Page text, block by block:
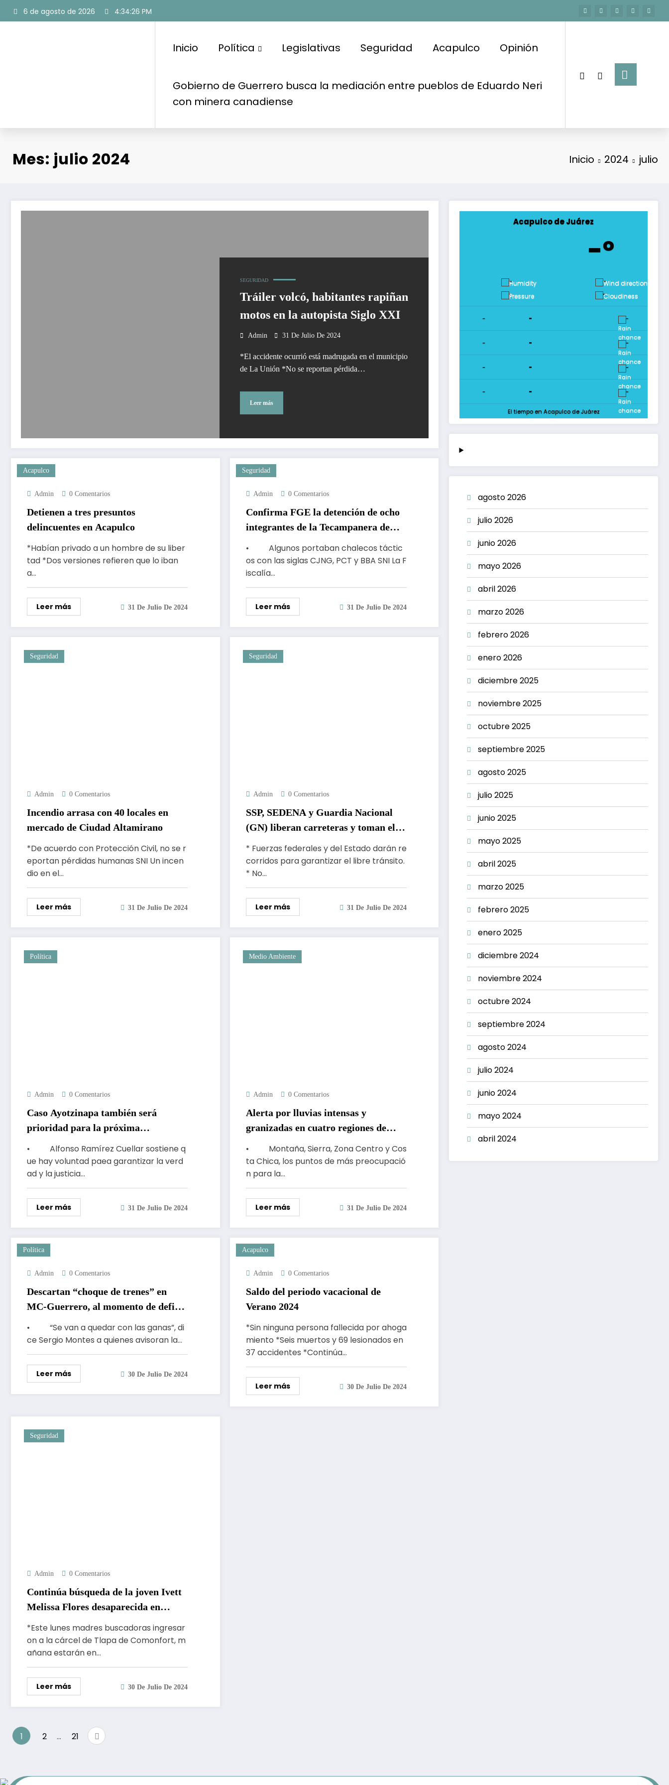
6 de agosto de 2026 4:34:27 PM
Inicio Política Legislativas Seguridad Acapulco Opinión
Gobierno de Guerrero busca la mediación entre pueblos de Eduardo Neri
con minera canadiense
Mes: julio 2024 Inicio 2024 julio
SEGURIDAD
Tráiler volcó, habitantes rapiñan
motos en la autopista Siglo XXI
Admin 31 De Julio De 2024
*El accidente ocurrió está madrugada en el municipio
de La Unión *No se reportan pérdida…
Leer más
Acapulco
Admin 0 Comentarios
Detienen a tres presuntos
delincuentes en Acapulco
*Habían privado a un hombre de su liber
tad *Dos versiones refieren que lo iban
a…
Leer más 31 De Julio De 2024
Seguridad
Admin 0 Comentarios
Confirma FGE la detención de ocho
integrantes de la Tecampanera de
droga y 2 mil cartuchos útiles
• Algunos portaban chalecos táctic
os con las siglas CJNG, PCT y BBA SNI La F
iscalía…
Leer más 31 De Julio De 2024
Seguridad
Admin 0 Comentarios
Incendio arrasa con 40 locales en
mercado de Ciudad Altamirano
*De acuerdo con Protección Civil, no se r
eportan pérdidas humanas SNI Un incen
dio en el…
Leer más 31 De Julio De 2024
Seguridad
Admin 0 Comentarios
SSP, SEDENA y Guardia Nacional
(GN) liberan carreteras y toman el
control de la seguridad en Teloloapan
* Fuerzas federales y del Estado darán re
corridos para garantizar el libre tránsito.
* No…
Leer más 31 De Julio De 2024
Política
Admin 0 Comentarios
Caso Ayotzinapa también será
prioridad para la próxima
Legislatura federal
• Alfonso Ramírez Cuellar sostiene q
ue hay voluntad paea garantizar la verd
ad y la justicia…
Leer más 31 De Julio De 2024
Medio Ambiente
Admin 0 Comentarios
Alerta por lluvias intensas y
granizadas en cuatro regiones de
• Montaña, Sierra, Zona Centro y Cos
ta Chica, los puntos de más preocupació
n para la…
Leer más 31 De Julio De 2024
Política
Admin 0 Comentarios
Descartan “choque de trenes” en
MC-Guerrero, al momento de definir
• “Se van a quedar con las ganas”, di
ce Sergio Montes a quienes avisoran la…
Leer más 30 De Julio De 2024
Acapulco
Admin 0 Comentarios
Saldo del periodo vacacional de
Verano 2024
*Sin ninguna persona fallecida por ahoga
miento *Seis muertos y 69 lesionados en
37 accidentes *Continúa…
Leer más 30 De Julio De 2024
Seguridad
Admin 0 Comentarios
Continúa búsqueda de la joven Ivett
Melissa Flores desaparecida en
*Este lunes madres buscadoras ingresar
on a la cárcel de Tlapa de Comonfort, m
añana estarán en…
Leer más 30 De Julio De 2024
Paginación
1 2 … 21
Acapulco de Juárez
-º
-
-
-
-
- - -
- - -
- - -
- - -
El tiempo en Acapulco de Juárez
agosto 2026
julio 2026
junio 2026
mayo 2026
abril 2026
marzo 2026
febrero 2026
enero 2026
diciembre 2025
noviembre 2025
octubre 2025
septiembre 2025
agosto 2025
julio 2025
junio 2025
mayo 2025
abril 2025
marzo 2025
febrero 2025
enero 2025
diciembre 2024
noviembre 2024
octubre 2024
septiembre 2024
agosto 2024
julio 2024
junio 2024
mayo 2024
abril 2024